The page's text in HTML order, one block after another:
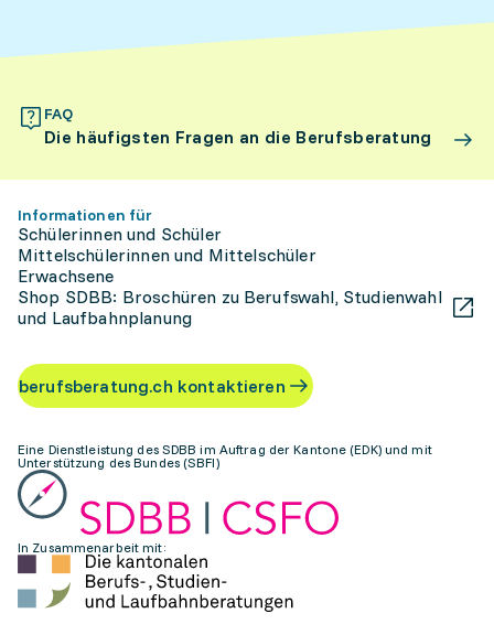
FAQ
Die häufigsten Fragen an die Berufsberatung
Informationen für
Schülerinnen und Schüler
Mittelschülerinnen und Mittelschüler
Erwachsene
Shop SDBB: Broschüren zu Berufswahl, Studienwahl
und Laufbahnplanung
berufsberatung.ch kontaktieren
Eine Dienstleistung des SDBB im Auftrag der Kantone (EDK) und mit
Unterstützung des Bundes (SBFI)
In Zusammenarbeit mit: